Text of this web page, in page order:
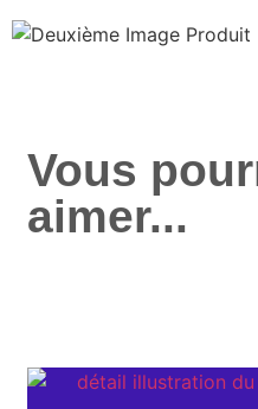
Vous
aimer...